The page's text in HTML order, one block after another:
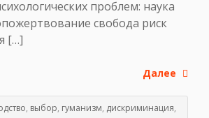
проблем: наука
свобода риск
[…]
Далее
, выбор, гуманизм, дискриминация,